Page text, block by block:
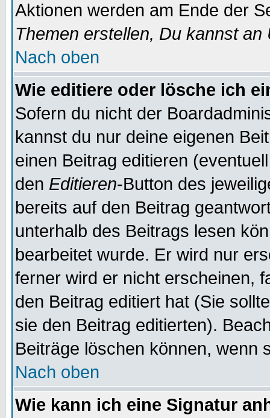
Aktionen werden am Ende der
Themen erstellen, Du kannst
Nach oben
Wie editiere oder lösche ich
Sofern du nicht der
kannst du nur deine eigenen
einen Beitrag editieren
den Editieren-Button des
bereits auf den Beitrag
unterhalb des Beitrags lesen
bearbeitet wurde. Er wird nur
ferner wird er nicht erscheinen,
den Beitrag editiert hat (Sie
sie den Beitrag editierten).
Beiträge löschen können, wenn
Nach oben
Wie kann ich eine Signatur